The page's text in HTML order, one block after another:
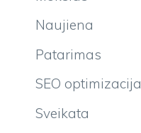
Naujiena
Patarimas
SEO optimizacija
Sveikata